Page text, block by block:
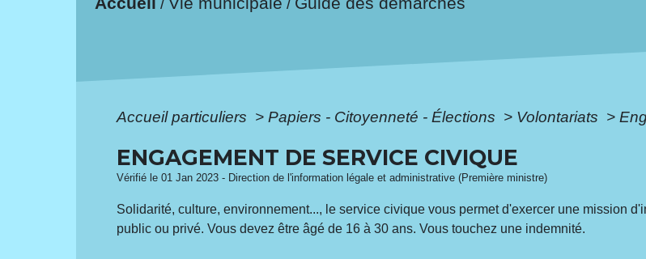
/ /
Accueil particuliers > Papiers - Citoyenneté - Élections > Volontariats >
ENGAGEMENT DE SERVICE CIVIQUE
Vérifié le 01 Jan 2023 - Direction de l'information légale et administrative (Première ministre)
Solidarité, culture, environnement..., le service civique vous permet d'exercer une mission
public ou privé. Vous devez être âgé de 16 à 30 ans. Vous touchez une indemnité.